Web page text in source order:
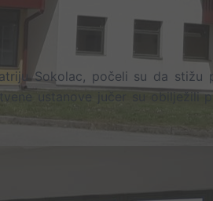
Sokolac, počeli su da stižu
ustanove jučer su obilježili